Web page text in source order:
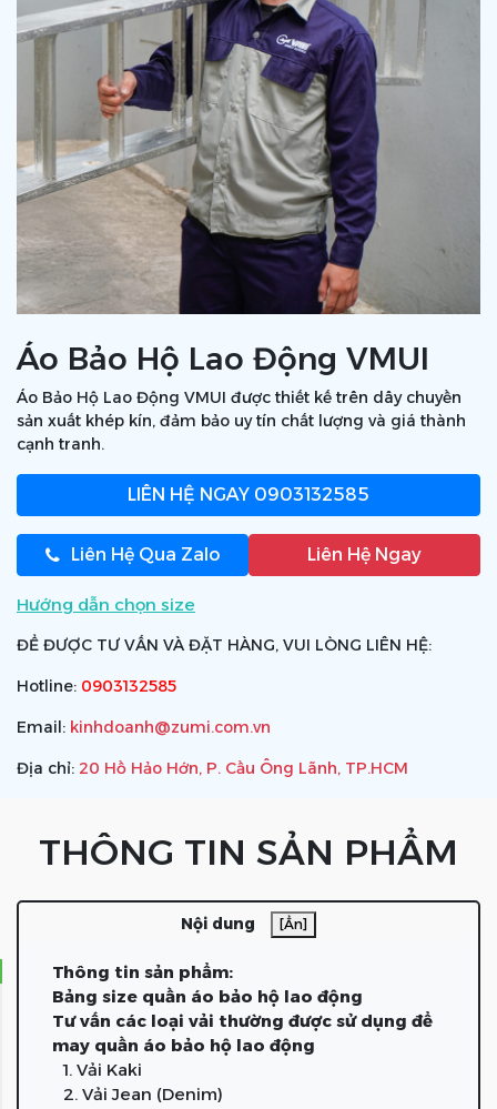
Áo Bảo Hộ Lao Động VMUI
Áo Bảo Hộ Lao Động VMUI được thiết kế trên dây chuyền
sản xuất khép kín, đảm bảo uy tín chất lượng và giá thành
cạnh tranh.
LIÊN HỆ NGAY 0903132585
Liên Hệ Qua Zalo Liên Hệ Ngay
Hướng dẫn chọn size
ĐỂ ĐƯỢC TƯ VẤN VÀ ĐẶT HÀNG, VUI LÒNG LIÊN HỆ:
Hotline: 0903132585
Email: kinhdoanh@zumi.com.vn
Địa chỉ: 20 Hồ Hảo Hớn, P. Cầu Ông Lãnh, TP.HCM
THÔNG TIN SẢN PHẨM
Nội dung [Ẩn]
Thông tin sản phẩm:
Bảng size quần áo bảo hộ lao động
Tư vấn các loại vải thường được sử dụng để
may quần áo bảo hộ lao động
1. Vải Kaki
2. Vải Jean (Denim)